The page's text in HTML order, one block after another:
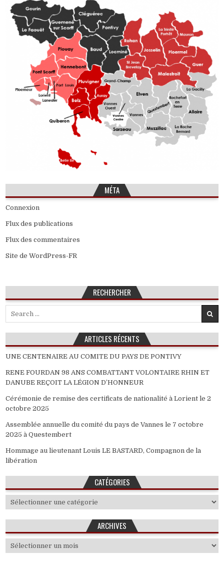
MÉTA
Connexion
Flux des publications
Flux des commentaires
Site de WordPress-FR
RECHERCHER
ARTICLES RÉCENTS
UNE CENTENAIRE AU COMITE DU PAYS DE PONTIVY
RENE FOURDAN 98 ANS COMBATTANT VOLONTAIRE RHIN ET
DANUBE REÇOIT LA LÉGION D’HONNEUR
Cérémonie de remise des certificats de nationalité à Lorient le 2
octobre 2025
Assemblée annuelle du comité du pays de Vannes le 7 octobre
2025 à Questembert
Hommage au lieutenant Louis LE BASTARD, Compagnon de la
libération
CATÉGORIES
Catégories
ARCHIVES
Archives